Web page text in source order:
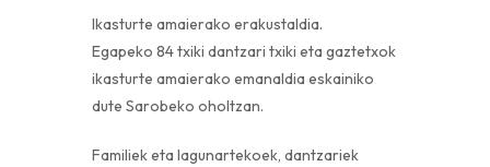
Ikasturte amaierako erakustaldia.
Egapeko 84 txiki dantzari txiki eta gaztetxok
ikasturte amaierako emanaldia eskainiko
dute Sarobeko oholtzan.
Familiek eta lagunartekoek, dantzariek